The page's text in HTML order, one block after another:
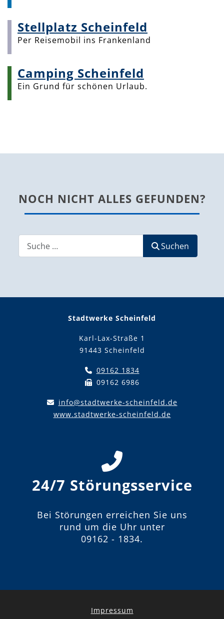
Stellplatz Scheinfeld
Per Reisemobil ins Frankenland
Camping Scheinfeld
Ein Grund für schönen Urlaub.
NOCH NICHT ALLES GEFUNDEN?
Suchen
Suchen
Stadtwerke Scheinfeld
Karl-Lax-Straße 1
91443 Scheinfeld
09162 1834
09162 6986
info@stadtwerke-scheinfeld.de
www.stadtwerke-scheinfeld.de
24/7 Störungsservice
Bei Störungen erreichen Sie uns
rund um die Uhr unter
09162 - 1834.
Impressum